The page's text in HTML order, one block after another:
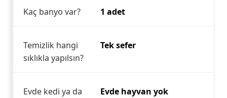
Kaç banyo var? 1 adet
Temizlik hangi
sıklıkla yapılsın?
Tek sefer
Evde kedi ya da
Evde hayvan yok